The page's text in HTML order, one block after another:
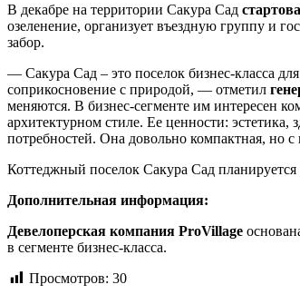
В декабре на территории Сакура Сад
озеленение, организует въездную группу и
забор.
— Сакура Сад – это поселок бизнес-класса
соприкосновение с природой, — отметил
меняются. В бизнес-сегменте им интересен
архитектурном стиле. Ее ценности: эстетика,
потребностей. Она довольно компактная,
Коттеджный поселок Сакура Сад
Дополнительная информация:
Девелоперская компания ProVillage
в сегменте бизнес-класса.
Просмотров: 30